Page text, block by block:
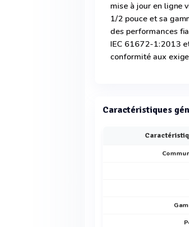
mise à jour en ligne
1/2 pouce et sa
des performances
IEC 61672-1:2013
conformité aux
Caractéristiques